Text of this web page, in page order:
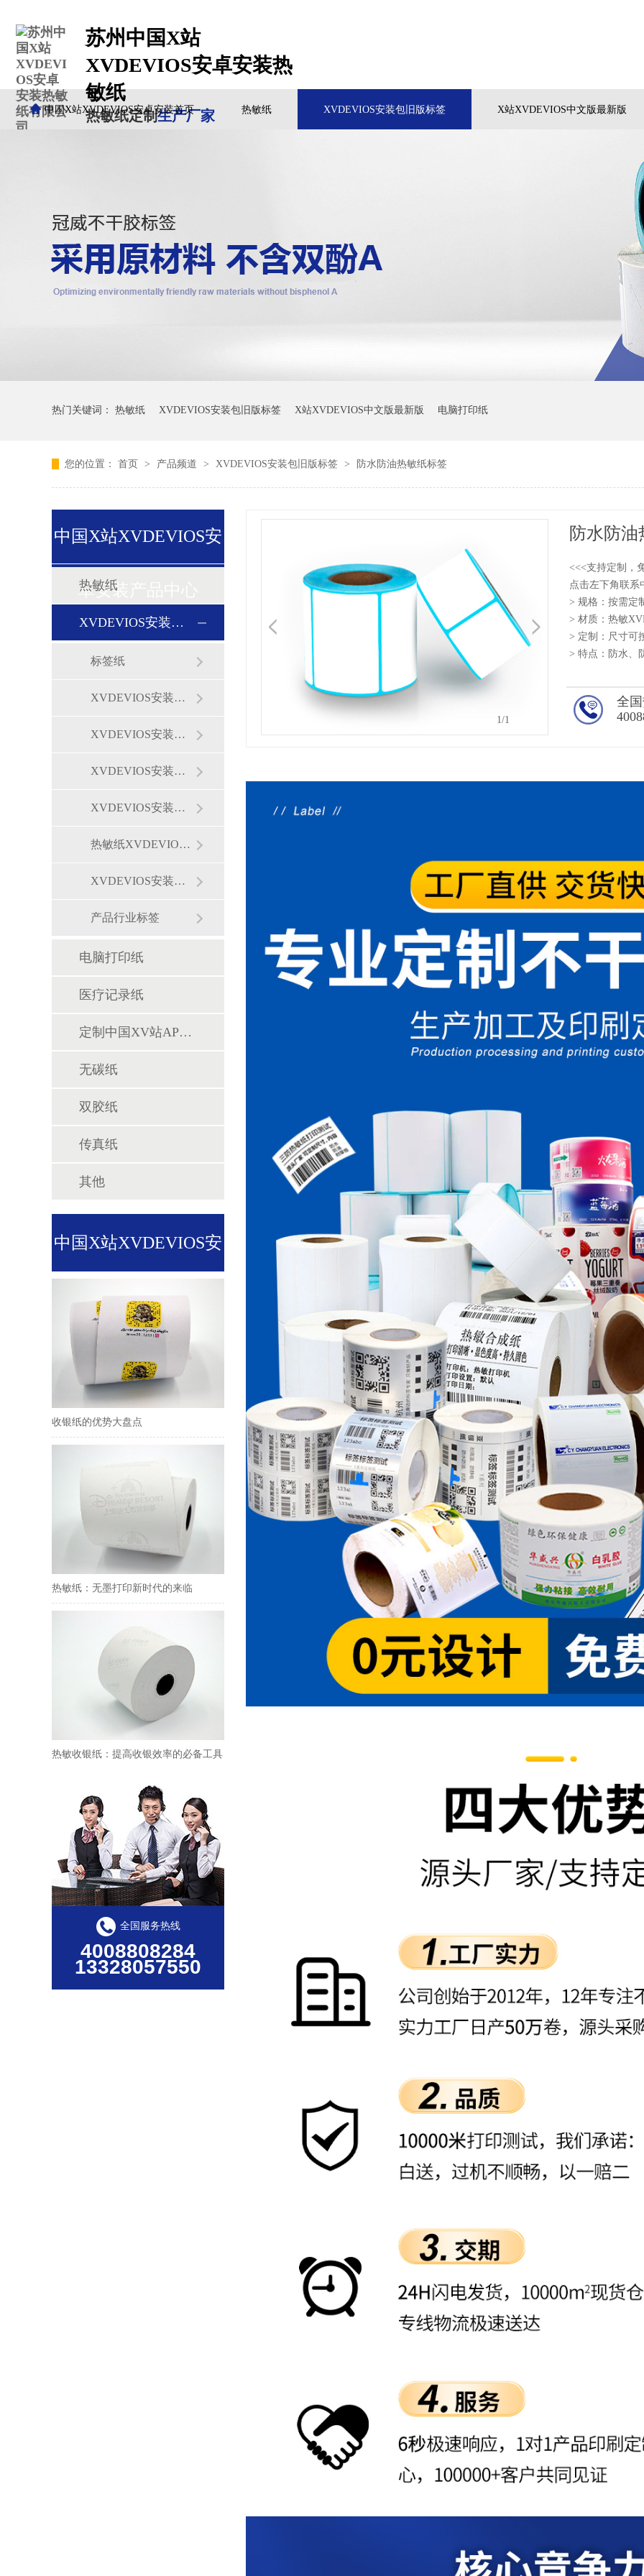
苏州中国X站
XVDEVIOS安卓安装热
敏纸
热敏纸定制生产厂家
中国X站XVDEVIOS安卓安装首页 热敏纸 XVDEVIOS安装包旧版标签 X站XVDEVIOS中文版最新版
热门关键词： 热敏纸 XVDEVIOS安装包旧版标签 X站XVDEVIOS中文版最新版 电脑打印纸
您的位置： 首页 > 产品频道 > XVDEVIOS安装包旧版标签 > 防水防油热敏纸标签
中国X站XVDEVIOS安
卓安装产品中心
热敏纸
XVDEVIOS安装包旧版标签
标签纸
XVDEVIOS安装包旧版标签
XVDEVIOS安装包旧版贴纸
XVDEVIOS安装包旧版标签纸
XVDEVIOS安装包旧版中国XV站APP下载
热敏纸XVDEVIOS安装包旧版
XVDEVIOS安装包旧版价签纸
产品行业标签
电脑打印纸
医疗记录纸
定制中国XV站APP下载专区
无碳纸
双胶纸
传真纸
其他
中国X站XVDEVIOS安
卓安装最新资讯
收银纸的优势大盘点
热敏纸：无墨打印新时代的来临
热敏收银纸：提高收银效率的必备工具
全国服务热线
4008808284
13328057550
1/1
防水防
<<<支持定制
点击左下角联系
> 规格：按需定
> 材质：热
> 定制：尺寸
> 特点：防水
全